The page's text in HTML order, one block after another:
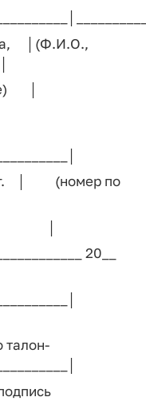
│(Ф.И.О.,
│
г. │ (номер по
20__
талон-